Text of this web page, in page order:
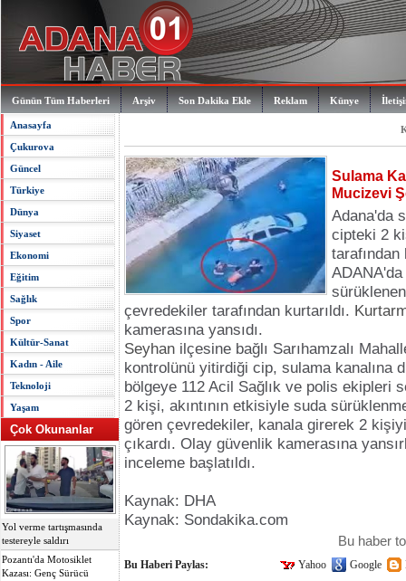
Günün Tüm Haberleri Arşiv Son Dakika Ekle Reklam Künye
Anasayfa
Çukurova
Güncel
Türkiye
Dünya
Siyaset
Ekonomi
Eğitim
Sağlık
Spor
Kültür-Sanat
Kadın - Aile
Teknoloji
Yaşam
Çok Okunanlar
Yol verme tartışmasında
testereyle saldırı
Pozantı'da Motosiklet
Kazası: Genç Sürücü
Sulama
Mucizevi
Adana'da
cipteki 2
tarafından
çevredekiler tarafından kurtarıldı.
kamerasına yansıdı.
Seyhan ilçesine bağlı Sarıhamzalı
kontrolünü yitirdiği cip, sulama kanalına
bölgeye 112 Acil Sağlık ve polis ekipleri
2 kişi, akıntının etkisiyle suda
gören çevredekiler, kanala girerek 2
çıkardı. Olay güvenlik kamerasına
inceleme başlatıldı.
Kaynak: DHA
Kaynak: Sondakika.com
Bu haber
Bu Haberi Paylas: Yahoo Google